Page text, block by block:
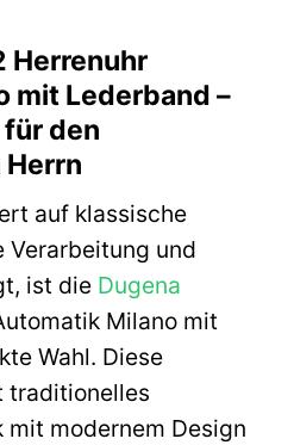
Herrenuhr
mit Lederband –
den
auf klassische
und
ist die Dugena
Milano mit
Wahl. Diese
traditionelles
modernem Design